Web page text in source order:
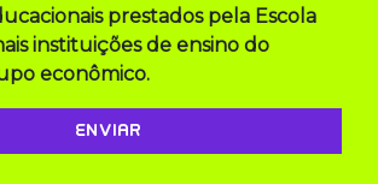
prestados pela Escola
instituições de ensino do
econômico.